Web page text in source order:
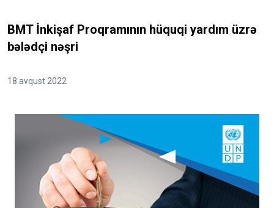
BMT İnkişaf Proqramının hüquqi yardım üzrə
bələdçi nəşri
18 avqust 2022